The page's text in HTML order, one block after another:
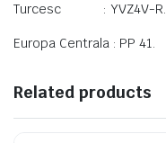
Turcesc : YVZ4V-R.
Europa Centrala : PP 41.
Related products